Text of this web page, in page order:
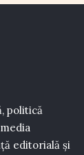
politică
editorială și